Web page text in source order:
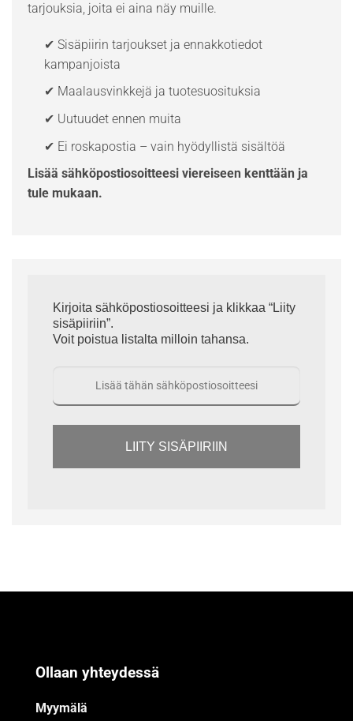
tarjouksia, joita ei aina näy muille.
✔ Sisäpiirin tarjoukset ja ennakkotiedot
kampanjoista
✔ Maalausvinkkejä ja tuotesuosituksia
✔ Uutuudet ennen muita
✔ Ei roskapostia – vain hyödyllistä sisältöä
Lisää sähköpostiosoitteesi viereiseen kenttään ja
tule mukaan.
Kirjoita sähköpostiosoitteesi ja klikkaa “Liity
sisäpiiriin”.
Voit poistua listalta milloin tahansa.
LIITY SISÄPIIRIIN
Ollaan yhteydessä
Myymälä